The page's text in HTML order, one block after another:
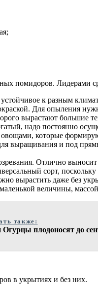
помидоров. Лидерами
устойчивое к разным
Для опыления
вырастают большие
надо постоянно
которые
выращивания и под
Отлично
сорт,
вырастить даже без
величины,
также:
плодоносят до
в укрытиях и без них.